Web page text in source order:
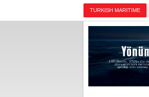
TURKISH MARITIME